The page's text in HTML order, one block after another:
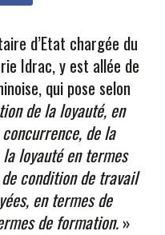
d’Etat chargée du
Idrac, y est allée de
qui pose selon
de la loyauté, en
de la
loyauté en termes
condition de travail
en termes de
de formation.»